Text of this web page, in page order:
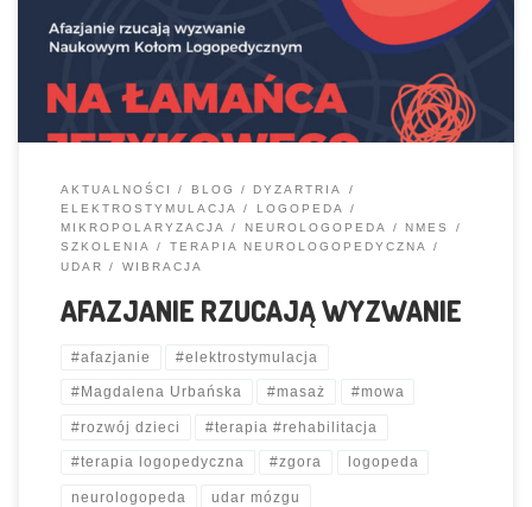
do boju PATRONAT: Polski Związek Logopedów Zarząd Główny Śledź
wydarzenie na: https://www.facebook.com/afazjanie Zadania
Naukowych Kół Logopedycznych: oznaczcie nas – […]
AKTUALNOŚCI BLOG
DYZARTRIA
ELEKTROSTYMULACJA
LOGOPEDA
MIKROPOLARYZACJA
NEUROLOGOPEDA
NMES
SZKOLENIA
TERAPIA NEUROLOGOPEDYCZNA
UDAR
WIBRACJA
AFAZJANIE RZUCAJĄ WYZWANIE
#afazjanie #elektrostymulacja
#Magdalena Urbańska #masaż #mowa
#rozwój dzieci #terapia #rehabilitacja
#terapia logopedyczna #zgora logopeda
neurologopeda udar mózgu